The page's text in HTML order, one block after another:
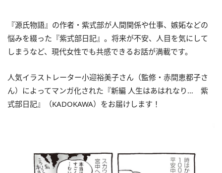
『源氏物語』の作者・紫式部が人間関係や仕事、嫉妬などの
悩みを綴った『紫式部日記』。将来が不安、人目を気にして
しまうなど、現代女性でも共感できるお話が満載です。
人気イラストレーター小迎裕美子さん（監修・赤間恵都子さ
ん）によってマンガ化された 『新編 人生はあはれなり… 紫
式部日記』（KADOKAWA）をお届けします！